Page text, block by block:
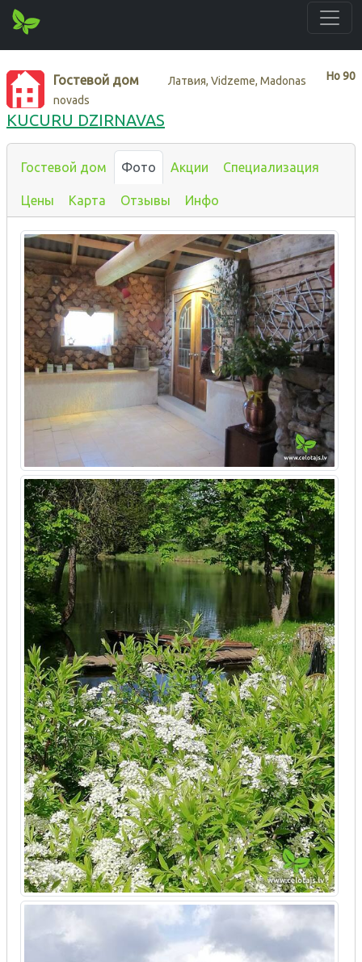
Нo90
Гостевой дом
Латвия, Vidzeme, Madonas
novads
KUCURU DZIRNAVAS
Гостевой дом Фото Акции Специализация
Цены Карта Отзывы Инфо